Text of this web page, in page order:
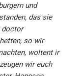
und
das sie
doctor
so wir
woltent ir
wir euch